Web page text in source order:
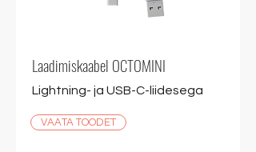
Laadimiskaabel OCTOMINI
Lightning- ja USB-C-liidesega
VAATA TOODET